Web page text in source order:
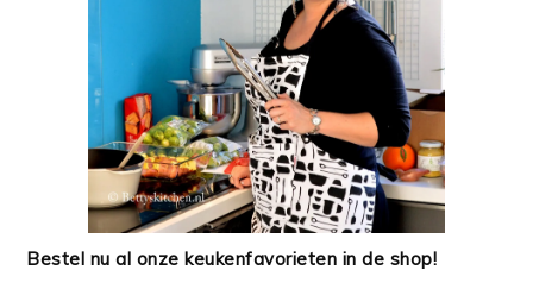
Bestel nu al onze keukenfavorieten in de shop!